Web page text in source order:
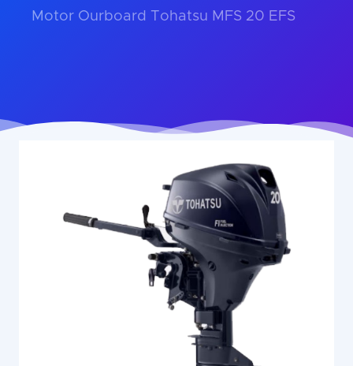
Motor Ourboard Tohatsu MFS 20 EFS